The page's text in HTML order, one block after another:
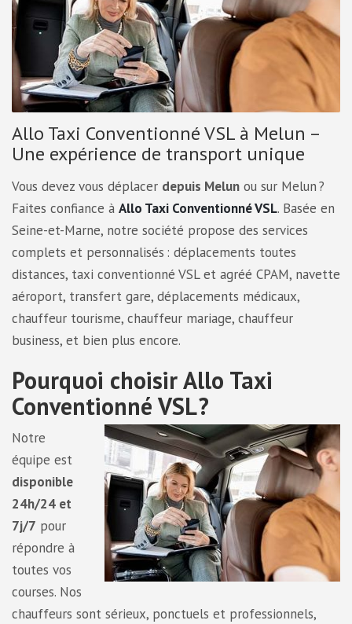
Allo Taxi Conventionné VSL à Melun –
Une expérience de transport unique
Vous devez vous déplacer depuis Melun ou sur Melun ?
Faites confiance à Allo Taxi Conventionné VSL. Basée en
Seine-et-Marne, notre société propose des services
complets et personnalisés : déplacements toutes
distances, taxi conventionné VSL et agréé CPAM, navette
aéroport, transfert gare, déplacements médicaux,
chauffeur tourisme, chauffeur mariage, chauffeur
business, et bien plus encore.
Pourquoi choisir Allo Taxi
Conventionné VSL ?
Notre
équipe est
disponible
24h/24 et
7j/7 pour
répondre à
toutes vos
courses. Nos
chauffeurs sont sérieux, ponctuels et professionnels,